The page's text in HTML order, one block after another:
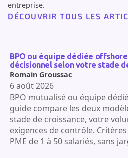
entreprise.
DÉCOUVRIR TOUS LES
BPO ou équipe dédiée
décisionnel selon votre stade
BPO mutualisé ou équipe
guide compare les deux
stade de croissance, votre
exigences de contrôle.
PME de 1 à 50 salariés, sans
Romain Groussac
6 août 2026